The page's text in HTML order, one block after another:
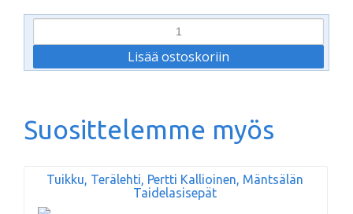
Suosittelemme myös
Tuikku, Terälehti, Pertti Kallioinen, Mäntsälän
Taidelasisepät